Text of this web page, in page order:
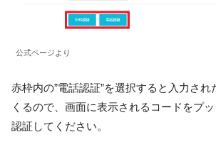
公式ページより
赤枠内の”電話認証”を選択すると入力さ
くるので、画面に表示されるコードをプ
認証してください。